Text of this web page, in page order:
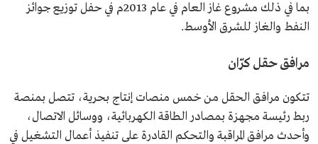
بما في ذلك مشروع غاز العام في عام 2013م في حفل توزيع جوائز
النفط والغاز للشرق الأوسط.
مرافق حقل كرّان
تتكون مرافق الحقل من خمس منصات إنتاج بحرية، تتصل بمنصة
ربط رئيسة مجهزة بمصادر الطاقة الكهربائية، ووسائل الاتصال،
وأحدث مرافق المراقبة والتحكم القادرة على تنفيذ أعمال التشغيل في